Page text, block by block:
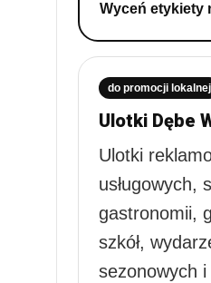
Wyceń etykiety
do promocji lokalnej
Ulotki Dębe
Ulotki
usługowych,
gastronomii,
szkół,
sezonowych i